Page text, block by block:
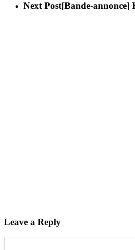
Next Post[Bande-annonce]
Leave a Reply